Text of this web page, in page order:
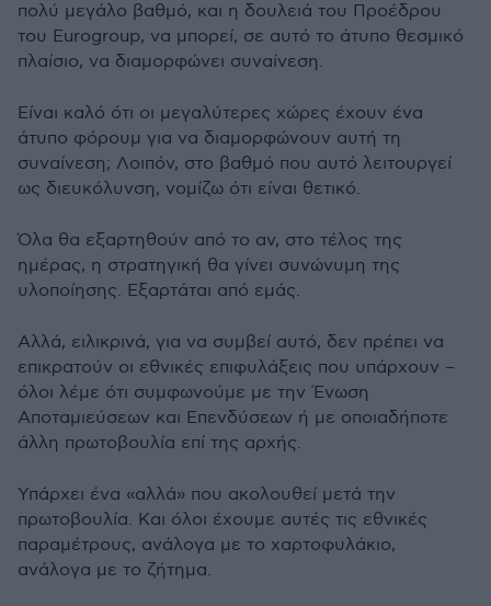
πολύ μεγάλο βαθμό, και η δουλειά του Προέδρου
του Eurogroup, να μπορεί, σε αυτό το άτυπο θεσμικό
πλαίσιο, να διαμορφώνει συναίνεση.
Είναι καλό ότι οι μεγαλύτερες χώρες έχουν ένα
άτυπο φόρουμ για να διαμορφώνουν αυτή τη
συναίνεση; Λοιπόν, στο βαθμό που αυτό λειτουργεί
ως διευκόλυνση, νομίζω ότι είναι θετικό.
Όλα θα εξαρτηθούν από το αν, στο τέλος της
ημέρας, η στρατηγική θα γίνει συνώνυμη της
υλοποίησης. Εξαρτάται από εμάς.
Αλλά, ειλικρινά, για να συμβεί αυτό, δεν πρέπει να
επικρατούν οι εθνικές επιφυλάξεις που υπάρχουν –
όλοι λέμε ότι συμφωνούμε με την Ένωση
Αποταμιεύσεων και Επενδύσεων ή με οποιαδήποτε
άλλη πρωτοβουλία επί της αρχής.
Υπάρχει ένα «αλλά» που ακολουθεί μετά την
πρωτοβουλία. Και όλοι έχουμε αυτές τις εθνικές
παραμέτρους, ανάλογα με το χαρτοφυλάκιο,
ανάλογα με το ζήτημα.